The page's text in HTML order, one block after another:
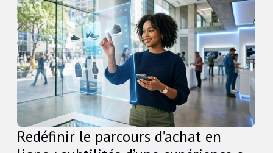
Redéfinir le parcours d’achat en